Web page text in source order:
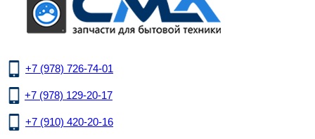
+7 (978) 726-74-01
+7 (978) 129-20-17
+7 (910) 420-20-16